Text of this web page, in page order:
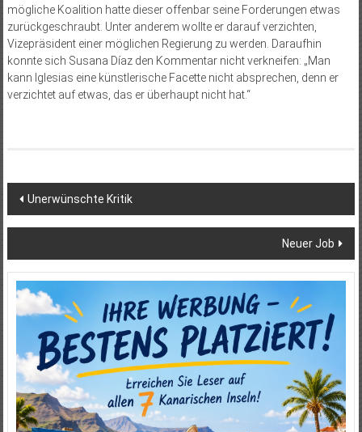
mögliche Koalition hatte dieser offenbar seine Forderungen etwas
zurückgeschraubt. Unter anderem wollte er darauf verzichten,
Vizepräsident einer möglichen Regierung zu werden. Daraufhin
konnte sich Susana Díaz den Kommentar nicht verkneifen: „Man
kann Iglesias eine künstlerische Facette nicht absprechen, denn er
verzichtet auf etwas, das er überhaupt nicht hat.“
Beitragsnavigation
Unerwünschte Kritik
Neuer Job